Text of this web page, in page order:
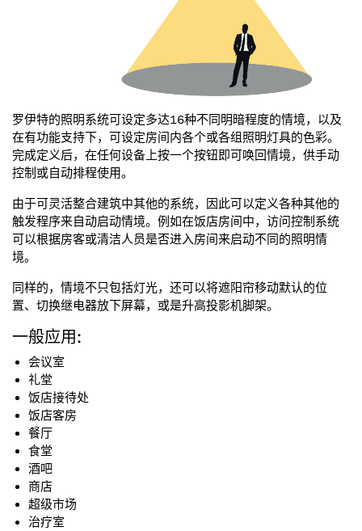
罗伊特的照明系统可设定多达16种不同明暗程度的情境，以及
在有功能支持下，可设定房间内各个或各组照明灯具的色彩。
完成定义后，在任何设备上按一个按钮即可唤回情境，供手动
控制或自动排程使用。
由于可灵活整合建筑中其他的系统，因此可以定义各种其他的
触发程序来自动启动情境。例如在饭店房间中，访问控制系统
可以根据房客或清洁人员是否进入房间来启动不同的照明情
境。
同样的，情境不只包括灯光，还可以将遮阳帘移动默认的位
置、切换继电器放下屏幕，或是升高投影机脚架。
一般应用:
会议室
礼堂
饭店接待处
饭店客房
餐厅
食堂
酒吧
商店
超级市场
治疗室